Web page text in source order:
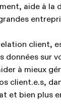
aide à la
client,
données sur
à mieux
client.e.s,
et bien plus